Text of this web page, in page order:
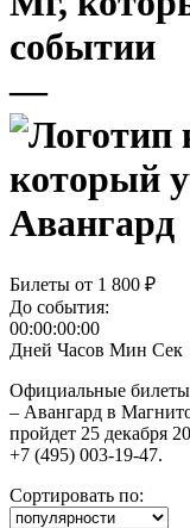
—
Авангард
Билеты от 1 800 ₽
До события:
00:00:00:00
Дней Часов Мин Сек
Официальные
– Авангард в
пройдет 25 декабря
+7 (495) 003-19-47.
Сортировать по: